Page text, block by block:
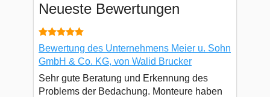
Neueste Bewertungen
Bewertung des Unternehmens Meier u. Sohn
GmbH & Co. KG, von Walid Brucker
Sehr gute Beratung und Erkennung des
Problems der Bedachung. Monteure haben